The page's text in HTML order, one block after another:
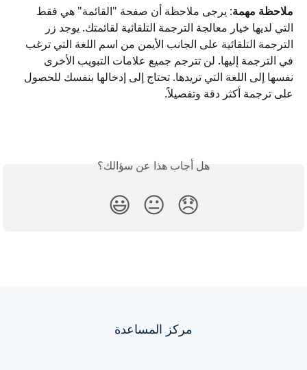
ملاحظة مهمة: يرجى ملاحظة أن صفحة "القائمة" هي فقط
التي لديها خيار معالجة الترجمة التلقائية لقائمتك. يوجد زر
الترجمة التلقائية على الجانب الأيمن من اسم اللغة التي ترغب
في الترجمة إليها. لن تترجم جميع علامات التبويب الأخرى
نفسها إلى اللغة التي تريدها. تحتاج إلى إدخالها بنفسك للحصول
على ترجمة أكثر دقة وتفصيلاً.
هل أجاب هذا عن سؤالك؟
😞
😐
😃
مركز المساعدة